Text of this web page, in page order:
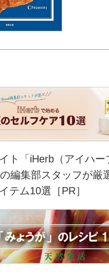
ト「iHerb（アイハー
編集部スタッフが厳
テム10選［PR］